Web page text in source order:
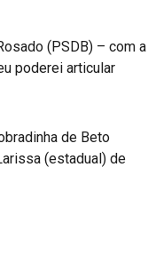
(PSDB) – com a
poderei articular
de Beto
(estadual) de